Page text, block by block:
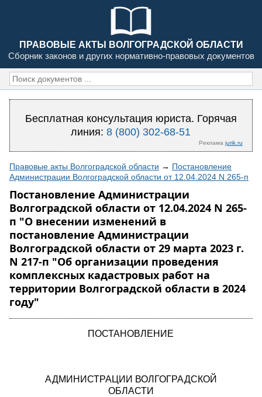
ПРАВОВЫЕ АКТЫ ВОЛГОГРАДСКОЙ ОБЛАСТИ
Сборник законов и других нормативно-правовых документов
Бесплатная консультация юриста. Горячая
линия:8 (800) 302-68-51
Реклама jurik.ru
Правовые акты Волгоградской области → Постановление
Администрации Волгоградской области от 12.04.2024 N 265-п
Постановление Администрации
Волгоградской области от 12.04.2024 N 265-
п "О внесении изменений в
постановление Администрации
Волгоградской области от 29 марта 2023 г.
N 217-п "Об организации проведения
комплексных кадастровых работ на
территории Волгоградской области в 2024
году"
ПОСТАНОВЛЕНИЕ
АДМИНИСТРАЦИИ ВОЛГОГРАДСКОЙ
ОБЛАСТИ